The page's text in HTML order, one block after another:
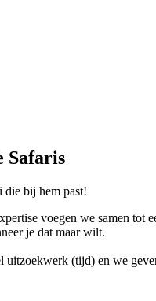
die bij hem past!
voegen we samen
je dat maar wilt.
uitzoekwerk (tijd) en we